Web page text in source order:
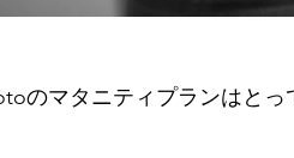
のマタニティプランはと